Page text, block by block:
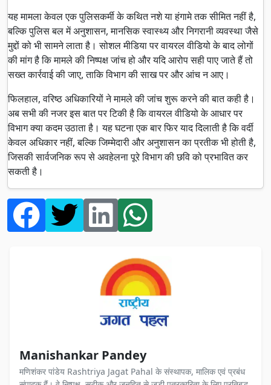
यह मामला केवल एक पुलिसकर्मी के कथित नशे या हंगामे तक सीमित नहीं है,
बल्कि पुलिस बल में अनुशासन, मानसिक स्वास्थ्य और निगरानी व्यवस्था जैसे
मुद्दों को भी सामने लाता है। सोशल मीडिया पर वायरल वीडियो के बाद लोगों
की मांग है कि मामले की निष्पक्ष जांच हो और यदि आरोप सही पाए जाते हैं तो
सख्त कार्रवाई की जाए, ताकि विभाग की साख पर और आंच न आए।
फिलहाल, वरिष्ठ अधिकारियों ने मामले की जांच शुरू करने की बात कही है।
अब सभी की नजर इस बात पर टिकी है कि वायरल वीडियो के आधार पर
विभाग क्या कदम उठाता है। यह घटना एक बार फिर याद दिलाती है कि वर्दी
केवल अधिकार नहीं, बल्कि जिम्मेदारी और अनुशासन का प्रतीक भी होती है,
जिसकी सार्वजनिक रूप से अवहेलना पूरे विभाग की छवि को प्रभावित कर
सकती है।
Manishankar Pandey
मणिशंकर पांडेय Rashtriya Jagat Pahal के संस्थापक, मालिक एवं प्रबंध